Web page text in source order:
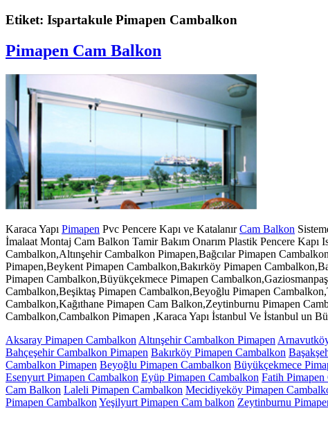
Etiket: Ispartakule Pimapen Cambalkon
Pimapen Cam Balkon
Karaca Yapı Pimapen Pvc Pencere Kapı ve KatalanırCam Balkon
İmalaat Montaj Cam Balkon Tamir Bakım Onarım Plastik Pencere
Cambalkon,Altınşehir Cambalkon Pimapen,Bağcılar Pimapen
Pimapen,Beykent Pimapen Cambalkon,Bakırköy Pimapen
Pimapen Cambalkon,Büyükçekmece Pimapen
Cambalkon,Beşiktaş Pimapen Cambalkon,Beyoğlu Pimapen
Cambalkon,Kağıthane Pimapen Cam Balkon,Zeytinburnu Pimapen
Cambalkon,Cambalkon Pimapen ,Karaca Yapı İstanbul Ve İstanbul
Aksaray Pimapen Cambalkon Altınşehir Cambalkon Pimapen
Bahçeşehir Cambalkon Pimapen Bakırköy Pimapen Cambalkon
Cambalkon Pimapen Beyoğlu Pimapen Cambalkon Büyükçekmece
Esenyurt Pimapen Cambalkon Eyüp Pimapen Cambalkon Fatih Pimapen
Cam Balkon Laleli Pimapen Cambalkon Mecidiyeköy Pimapen
Pimapen Cambalkon Yeşilyurt Pimapen Cam balkon Zeytinburnu